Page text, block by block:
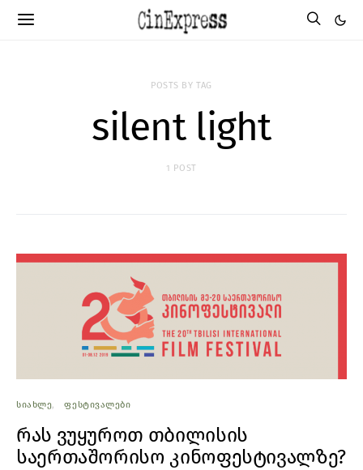
POSTS BY TAG
silent light
1 POST
ᲡᲘᲐᲮᲚᲔ ᲤᲔᲡᲢᲘᲕᲐᲚᲔᲑᲘ
რას ვუყუროთ თბილისის
საერთაშორისო კინოფესტივალზე?